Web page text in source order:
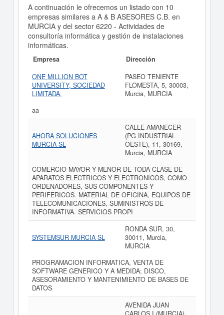
A continuación le ofrecemos un listado con 10
empresas similares a A & B ASESORES C.B. en
MURCIA y del sector 6220 - Actividades de
consultoría informática y gestión de instalaciones
informáticas.
Empresa
Dirección
ONE MILLION BOT
UNIVERSITY, SOCIEDAD
LIMITADA.
PASEO TENIENTE
FLOMESTA, 5, 30003,
Murcia, MURCIA
aa
AHORA SOLUCIONES
MURCIA SL
CALLE AMANECER
(PG INDUSTRIAL
OESTE), 11, 30169,
Murcia, MURCIA
COMERCIO MAYOR Y MENOR DE TODA CLASE DE
APARATOS ELECTRICOS Y ELECTRONICOS, COMO
ORDENADORES, SUS COMPONENTES Y
PERIFERICOS. MATERIAL DE OFICINA, EQUIPOS DE
TELECOMUNICACIONES, SUMINISTROS DE
INFORMATIVA. SERVICIOS PROPI
SYSTEMSUR MURCIA SL
RONDA SUR, 30,
30011, Murcia,
MURCIA
PROGRAMACION INFORMATICA, VENTA DE
SOFTWARE GENERICO Y A MEDIDA; DISCO,
ASESORAMIENTO Y MANTENIMIENTO DE BASES DE
DATOS
AVENIDA JUAN